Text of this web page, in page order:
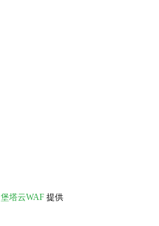
堡塔云WAF 提供